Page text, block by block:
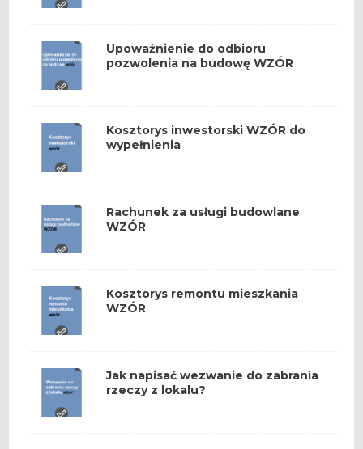
Upoważnienie do odbioru
pozwolenia na budowę WZÓR
Kosztorys inwestorski WZÓR do
wypełnienia
Rachunek za usługi budowlane
WZÓR
Kosztorys remontu mieszkania
WZÓR
Jak napisać wezwanie do zabrania
rzeczy z lokalu?